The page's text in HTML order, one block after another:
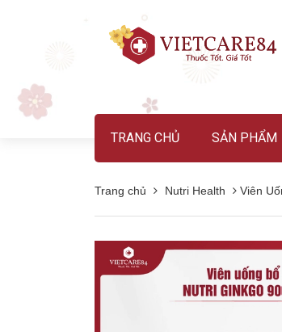
TRANG CHỦ SẢN PHẨM
Trang chủ Nutri Health Viên